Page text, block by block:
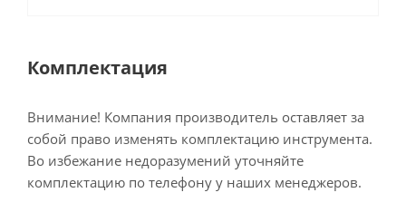
Комплектация
Внимание! Компания производитель оставляет за
собой право изменять комплектацию инструмента.
Во избежание недоразумений уточняйте
комплектацию по телефону у наших менеджеров.